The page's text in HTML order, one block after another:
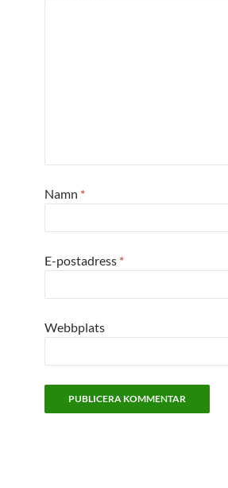
Namn *
E-postadress *
Webbplats